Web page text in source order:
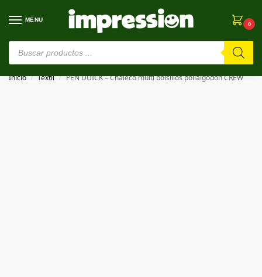
MENU
0
⚠️ Estamos en pruebas. Si algo falla, ¡Perdón!⚠️
Inicio / Textil / PEN DUICK – Chaleco multi bolsillos polialgodón CREW